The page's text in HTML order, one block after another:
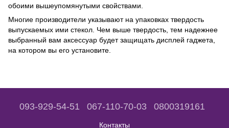
обоими вышеупомянутыми свойствами.
Многие производители указывают на упаковках твердость
выпускаемых ими стекол. Чем выше твердость, тем надежнее
выбранный вам аксессуар будет защищать дисплей гаджета,
на котором вы его установите.
093-929-54-51 067-110-70-03 0800319161
Контакты